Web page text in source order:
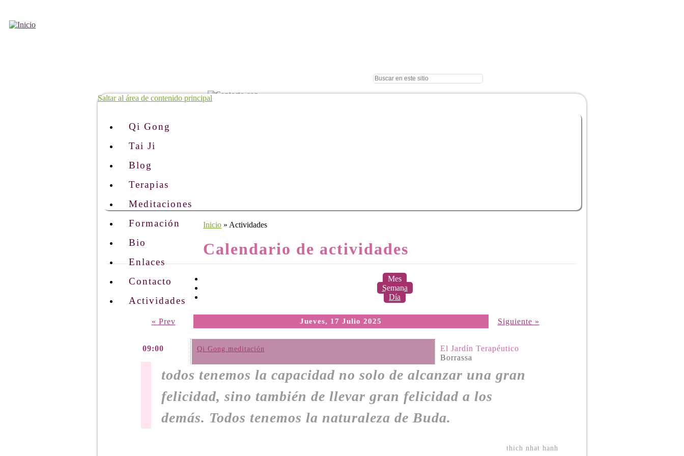
Saltar al área de contenido principal
Qi Gong
Tai Ji
Blog
Terapias
Meditaciones
Formación
Bio
Enlaces
Contacto
Actividades
Inicio » Actividades
Calendario de actividades
Mes
Semana
Día
« Prev Jueves, 17 Julio 2025 Siguiente »
09:00 Qi Gong meditación
El Jardín Terapéutico
Borrassa
todos tenemos la capacidad no solo de alcanzar una gran
felicidad, sino también de llevar gran felicidad a los
demás. Todos tenemos la naturaleza de Buda.
thich nhat hanh